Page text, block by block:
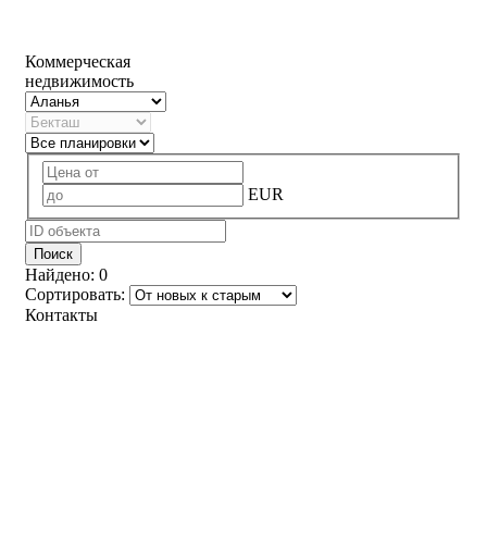
Коммерческая
недвижимость
EUR
Поиск
Найдено: 0
Сортировать:
Контакты